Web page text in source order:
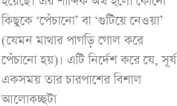
কিছুকে ‘পেঁচানো’ বা ‘গুটিয়ে নেওয়া’
(যেমন মাথার পাগড়ি গোল করে
পেঁচানো হয়)। এটি নির্দেশ করে যে, সূর্য
একসময় তার চারপাশের বিশাল
আলোকচ্ছটা